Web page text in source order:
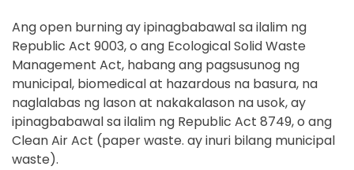
Ang open burning ay ipinagbabawal sa ilalim ng
Republic Act 9003, o ang Ecological Solid Waste
Management Act, habang ang pagsusunog ng
municipal, biomedical at hazardous na basura, na
naglalabas ng lason at nakakalason na usok, ay
ipinagbabawal sa ilalim ng Republic Act 8749, o ang
Clean Air Act (paper waste. ay inuri bilang municipal
waste).